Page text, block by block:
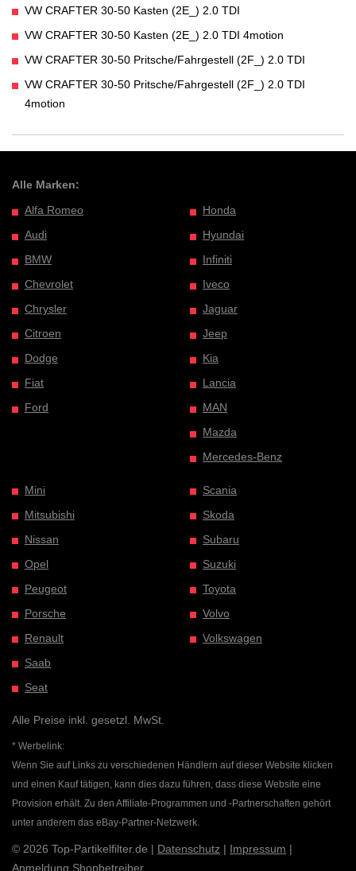
VW CRAFTER 30-50 Kasten (2E_) 2.0 TDI
VW CRAFTER 30-50 Kasten (2E_) 2.0 TDI 4motion
VW CRAFTER 30-50 Pritsche/Fahrgestell (2F_) 2.0 TDI
VW CRAFTER 30-50 Pritsche/Fahrgestell (2F_) 2.0 TDI
4motion
Alle Marken:
Alfa Romeo
Audi
BMW
Chevrolet
Chrysler
Citroen
Dodge
Fiat
Ford
Honda
Hyundai
Infiniti
Iveco
Jaguar
Jeep
Kia
Lancia
MAN
Mazda
Mercedes-Benz
Mini
Mitsubishi
Nissan
Opel
Peugeot
Porsche
Renault
Saab
Seat
Scania
Skoda
Subaru
Suzuki
Toyota
Volvo
Volkswagen
Alle Preise inkl. gesetzl. MwSt.
* Werbelink:
Wenn Sie auf Links zu verschiedenen Händlern auf dieser Website klicken
und einen Kauf tätigen, kann dies dazu führen, dass diese Website eine
Provision erhält. Zu den Affiliate-Programmen und -Partnerschaften gehört
unter anderem das eBay-Partner-Netzwerk.
© 2026 Top-Partikelfilter.de | Datenschutz | Impressum |
Anmeldung Shopbetreiber